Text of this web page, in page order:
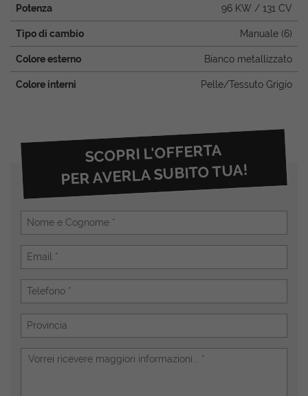
Potenza 96 KW / 131 CV
Tipo di cambio Manuale (6)
Colore esterno Bianco metallizzato
Colore interni Pelle/Tessuto Grigio
SCOPRI L'OFFERTA
PER AVERLA SUBITO TUA!